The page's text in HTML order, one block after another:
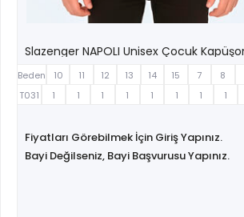
Beden 10 11 12 13 14 15 7 8
T031
1 1 1 1 1 1 1 1
Fiyatları Görebilmek İçin Giriş Yapınız.
Bayi Değilseniz, Bayi Başvurusu Yapınız.